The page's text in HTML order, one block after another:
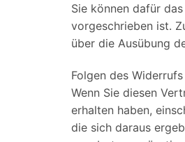
Sie können dafür
vorgeschrieben ist.
über die Ausübung
Folgen des Widerrufs
Wenn Sie diesen
erhalten haben,
die sich daraus